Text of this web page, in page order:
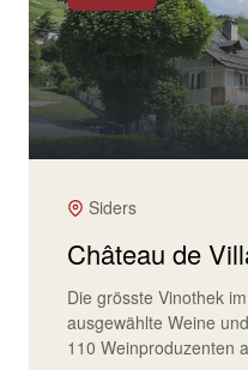
Siders
Château de
Die grösste Vinothek
ausgewählte Weine
110 Weinproduzenten